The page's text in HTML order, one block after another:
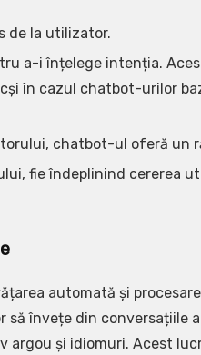
de la utilizator.
a-i înțelege intenția.
în cazul chatbot-urilor
chatbot-ul oferă un
fie îndeplinind cererea
automată și
să învețe din conversațiile
argou și idiomuri. Acest